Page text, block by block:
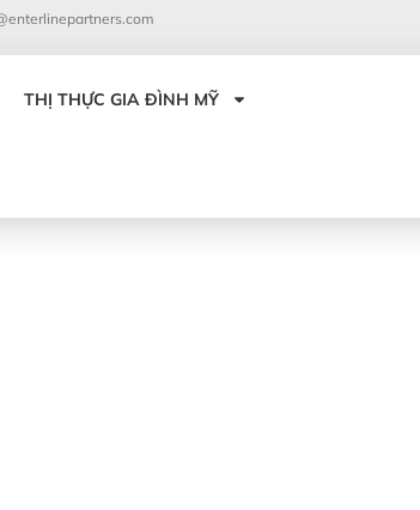
THỊ THỰC GIA ĐÌNH MỸ